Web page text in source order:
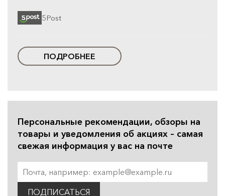
5Post
ПОДРОБНЕЕ
Персональные рекомендации, обзоры на
товары и уведомления об акциях – самая
свежая информация у вас на почте
ПОДПИСАТЬСЯ